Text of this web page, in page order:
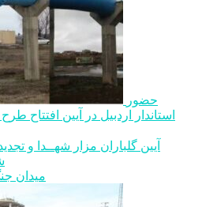
استاندار اردبیل در آیین افتتاح
میدان